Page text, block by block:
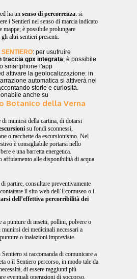
ed ha un senso di percorrenza: si
i Sentieri nel senso di marcia indicato
mappe; è possibile prolungare
altri sentieri presenti.
: per usufruire
traccia gpx integrata, è possibile
smartphone l'app
attivare la geolocalizzazione: in
automatica si attiverà nei
storie e curiosità.
anche su
Botanico della Verna
di munirsi della cartina, di dotarsi
su fondi sconnessi,
o racchette da escursionismo. Nel
è consigliabile portarsi nello
e una barretta energetica.
affidamento alle disponibilità di acqua
partire, consultare preventivamente
il sito web dell’Ecomuseo o i
dell’effettiva percorribilità dei
a punture di insetti, pollini, polvere o
dei medicinali necessari a
o inalazioni impreviste.
si raccomanda di comunicare a
o il Sentiero percorso, in modo tale da
di essere raggiunti più
eventuali operazioni di soccorso.